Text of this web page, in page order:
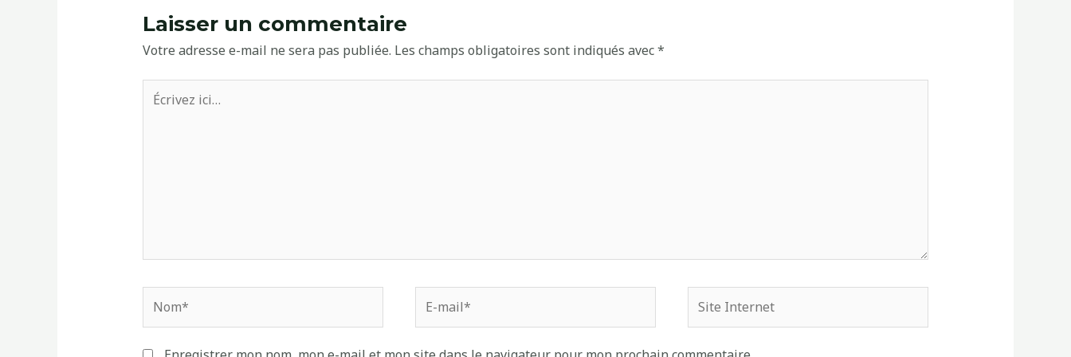
Laisser un commentaire
Votre adresse e-mail ne sera pas publiée. Les champs obligatoires sont indiqués avec*
Écrivez
ici…
mail*
Internet